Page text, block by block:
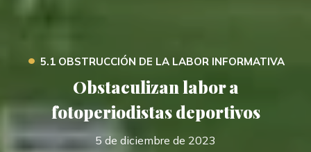
• 5.1 OBSTRUCCIÓN DE LA LABOR INFORMATIVA
Obstaculizan labor a
fotoperiodistas deportivos
5 de diciembre de 2023